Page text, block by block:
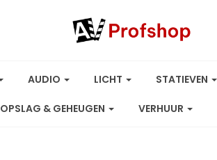
AUDIO LICHT STATIEVEN
OPSLAG & GEHEUGEN VERHUUR